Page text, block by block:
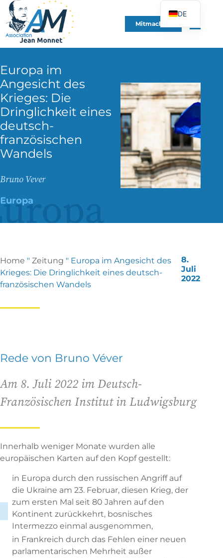
Mitmachen
Europa im
Angesicht des
Krieges: Die
Dringlichkeit eines
deutsch-
französischen
Wandels
Bruno Vever
Europa
Home " Zeitung " Europa im Angesicht des
Krieges: Die Dringlichkeit eines deutsch-
französischen Wandels
8.
Juli
2022
Rede von Bruno Véver
Am 8. Juli 2022 im Deutsch-
Französischen Institut in Ludwigsburg
Innerhalb weniger Monate wurden alle
europäischen Karten auf den Kopf gestellt:
in Europa durch den russischen Angriff auf
die Ukraine am 23. Februar, diesen Krieg, der
zum ersten Mal seit 80 Jahren auf den
Kontinent zurückkehrt, bosnisches
Intermezzo einmal ausgenommen,
in Frankreich durch das Fehlen einer neuen
parlamentarischen Mehrheit außer
DE
FR
EN
PT
PL
UK